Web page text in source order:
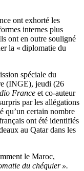
ont exhorté les
internes plus
ont en outre souligné
la « diplomatie du
spéciale du
(INGE), jeudi (26
France et co-auteur
par les allégations
qu’un certain nombre
ont été identifiés
au Qatar dans les
le Maroc,
du chéquier ».